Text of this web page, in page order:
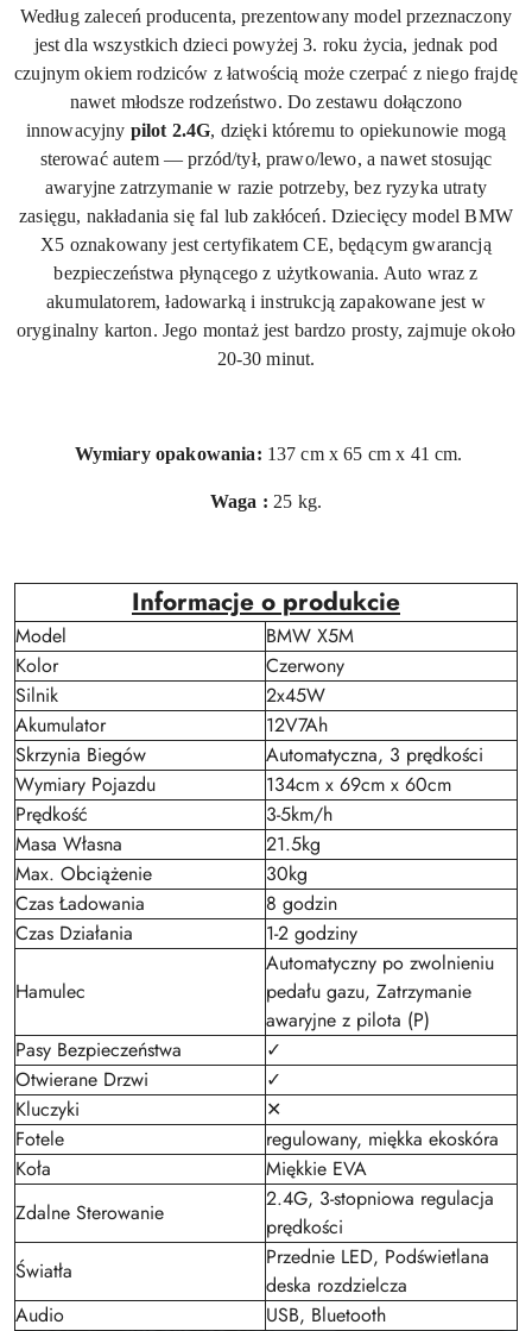
Według zaleceń producenta, prezentowany model przeznaczony
jest dla wszystkich dzieci powyżej 3. roku życia, jednak pod
czujnym okiem rodziców z łatwością może czerpać z niego frajdę
nawet młodsze rodzeństwo. Do zestawu dołączono
innowacyjny pilot 2.4G, dzięki któremu to opiekunowie mogą
sterować autem — przód/tył, prawo/lewo, a nawet stosując
awaryjne zatrzymanie w razie potrzeby, bez ryzyka utraty
zasięgu, nakładania się fal lub zakłóceń. Dziecięcy model BMW
X5 oznakowany jest certyfikatem CE, będącym gwarancją
bezpieczeństwa płynącego z użytkowania. Auto wraz z
akumulatorem, ładowarką i instrukcją zapakowane jest w
oryginalny karton. Jego montaż jest bardzo prosty, zajmuje około
20-30 minut.
Wymiary opakowania: 137 cm x 65 cm x 41 cm.
Waga : 25 kg.
Informacje o produkcie
Model
BMW X5M
Kolor
Czerwony
Silnik
2x45W
Akumulator
12V7Ah
Skrzynia Biegów
Automatyczna, 3 prędkości
Wymiary Pojazdu
134cm x 69cm x 60cm
Prędkość
3-5km/h
Masa Własna
21.5kg
Max. Obciążenie
30kg
Czas Ładowania
8 godzin
Czas Działania
1-2 godziny
Hamulec
Automatyczny po zwolnieniu
pedału gazu, Zatrzymanie
awaryjne z pilota (P)
Pasy Bezpieczeństwa
✓
Otwierane Drzwi
✓
Kluczyki
✕
Fotele
regulowany, miękka ekoskóra
Koła
Miękkie EVA
Zdalne Sterowanie
2.4G, 3-stopniowa regulacja
prędkości
Światła
Przednie LED, Podświetlana
deska rozdzielcza
Audio
USB, Bluetooth